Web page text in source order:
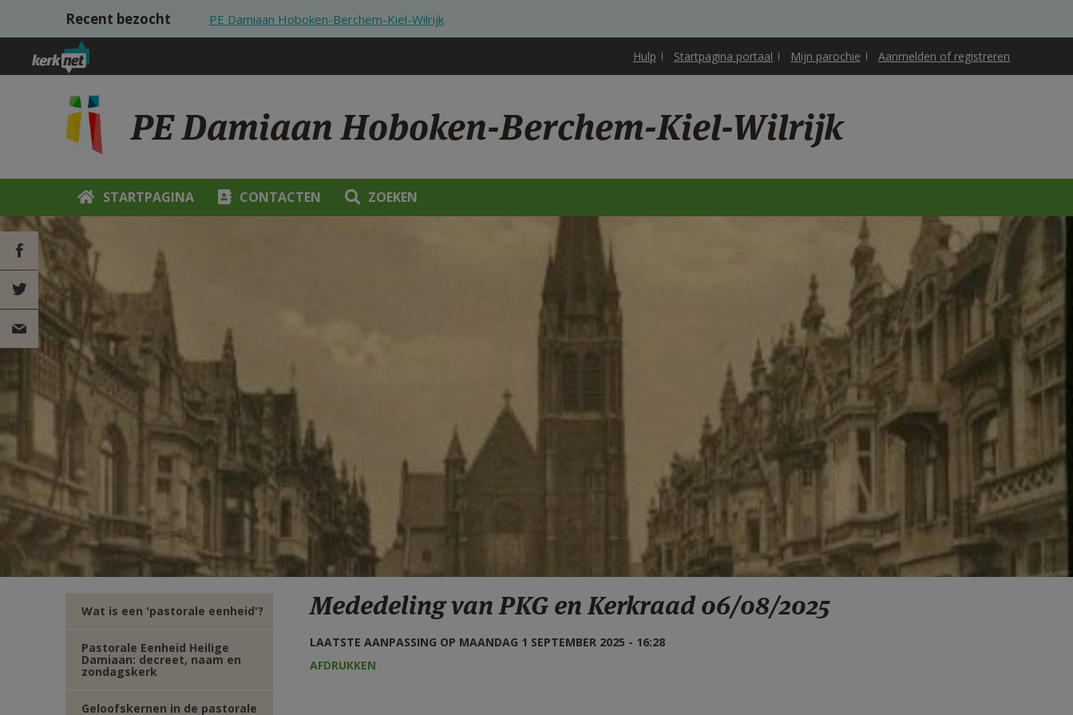
Overslaan en naar de inhoud gaan
Recent bezocht PE Damiaan Hoboken-Berchem-Kiel-Wilrijk
Hulp Startpagina portaal Mijn parochie Aanmelden of registreren
PE Damiaan Hoboken-Berchem-Kiel-Wilrijk
STARTPAGINA CONTACTEN ZOEKEN
DEEL OP
FACEBOOK
DEEL OP
MAIL
Wat is een 'pastorale eenheid'?
Pastorale Eenheid Heilige
Damiaan: decreet, naam en
zondagskerk
Geloofskernen in de pastorale
Mededeling van PKG en Kerkraad 06/08/2025
LAATSTE AANPASSING OP MAANDAG 1 SEPTEMBER 2025 - 16:28
AFDRUKKEN